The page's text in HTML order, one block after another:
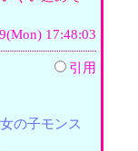
17:48:03
引用
の子モンス